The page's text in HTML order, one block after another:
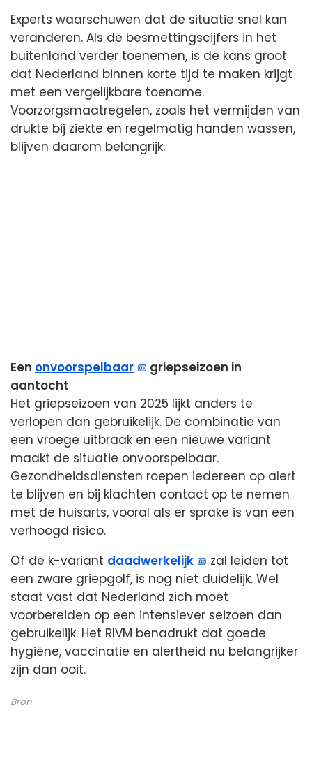
Experts waarschuwen dat de situatie snel kan
veranderen. Als de besmettingscijfers in het
buitenland verder toenemen, is de kans groot
dat Nederland binnen korte tijd te maken krijgt
met een vergelijkbare toename.
Voorzorgsmaatregelen, zoals het vermijden van
drukte bij ziekte en regelmatig handen wassen,
blijven daarom belangrijk.
Een onvoorspelbaar
griepseizoen in
aantocht
Het griepseizoen van 2025 lijkt anders te
verlopen dan gebruikelijk. De combinatie van
een vroege uitbraak en een nieuwe variant
maakt de situatie onvoorspelbaar.
Gezondheidsdiensten roepen iedereen op alert
te blijven en bij klachten contact op te nemen
met de huisarts, vooral als er sprake is van een
verhoogd risico.
Of de k-variant daadwerkelijk
zal leiden tot
een zware griepgolf, is nog niet duidelijk. Wel
staat vast dat Nederland zich moet
voorbereiden op een intensiever seizoen dan
gebruikelijk. Het RIVM benadrukt dat goede
hygiëne, vaccinatie en alertheid nu belangrijker
zijn dan ooit.
Bron